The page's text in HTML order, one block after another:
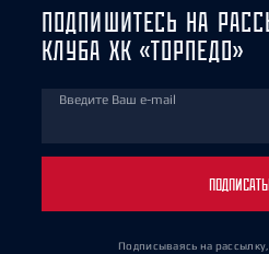
ПОДПИШИТЕСЬ НА
КЛУБА ХК «ТОРПЕДО»
Введите Ваш e-mail
Подписываясь на